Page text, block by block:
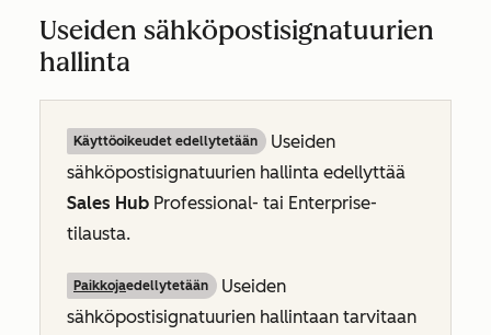
Useiden sähköpostisignatuurien
hallinta
Käyttöoikeudet edellytetään
Useiden
sähköpostisignatuurien hallinta edellyttää
Sales Hub Professional- tai Enterprise-
tilausta.
Paikkojaedellytetään
Useiden
sähköpostisignatuurien hallintaan tarvitaan